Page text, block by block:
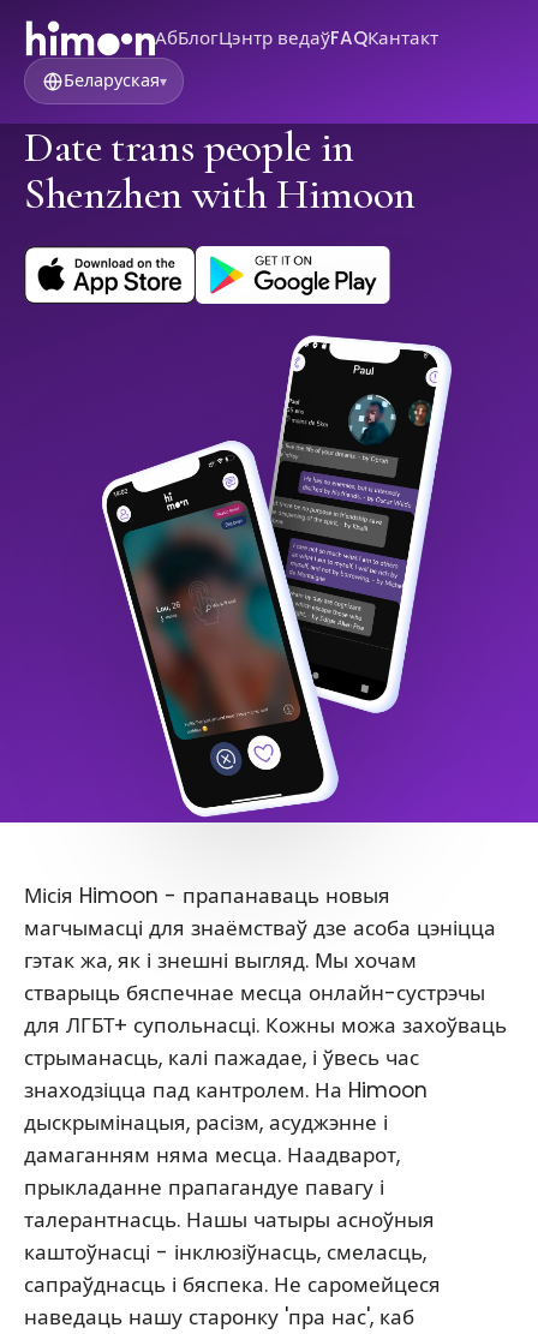
АбБлогЦэнтр ведаўFAQКантакт
Беларуская▾
Date trans people in
Shenzhen with Himoon
Місія Himoon - прапанаваць новыя
магчымасці для знаёмстваў дзе асоба цэніцца
гэтак жа, як і знешні выгляд. Мы хочам
стварыць бяспечнае месца онлайн-сустрэчы
для ЛГБТ+ супольнасці. Кожны можа захоўваць
стрыманасць, калі пажадае, і ўвесь час
знаходзіцца пад кантролем. На Himoon
дыскрымінацыя, расізм, асуджэнне і
дамаганням няма месца. Наадварот,
прыкладанне прапагандуе павагу і
талерантнасць. Нашы чатыры асноўныя
каштоўнасці - інклюзіўнасць, смеласць,
сапраўднасць і бяспека. Не саромейцеся
наведаць нашу старонку 'пра нас', каб